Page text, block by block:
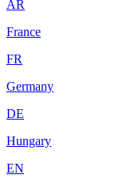
AR
France
FR
Germany
DE
Hungary
EN